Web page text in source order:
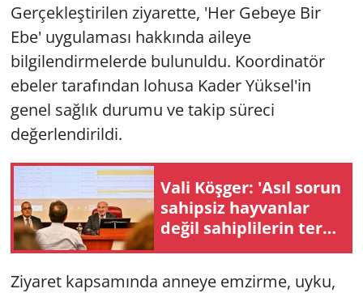
Gerçekleştirilen ziyarette, 'Her Gebeye Bir
Ebe' uygulaması hakkında aileye
bilgilendirmelerde bulunuldu. Koordinatör
ebeler tarafından lohusa Kader Yüksel'in
genel sağlık durumu ve takip süreci
değerlendirildi.
Vali Köşger: 'Asıl sorun
sahipsiz hayvanlar
değil sahiplilerin terk
edilmesi'
Ziyaret kapsamında anneye emzirme, uyku,